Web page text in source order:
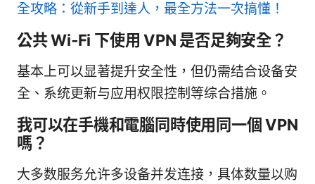
全攻略：從新手到達人，最全方法一次搞懂！
公共 Wi‑Fi 下使用 VPN 是否足夠安全？
基本上可以显著提升安全性，但仍需结合设备安
全、系统更新与应用权限控制等综合措施。
我可以在手機和電腦同時使用同一個 VPN
嗎？
大多数服务允许多设备并发连接，具体数量以购